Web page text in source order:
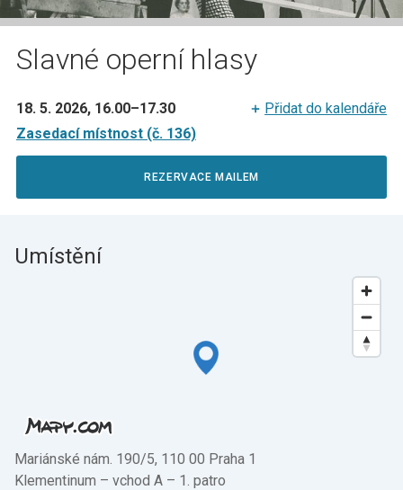
Slavné operní hlasy
18. 5. 2026, 16.00–17.30
Přidat do kalendáře
Zasedací místnost (č. 136)
REZERVACE MAILEM
Umístění
Mariánské nám. 190/5, 110 00 Praha 1
Klementinum –⁠ vchod A –⁠ 1. patro